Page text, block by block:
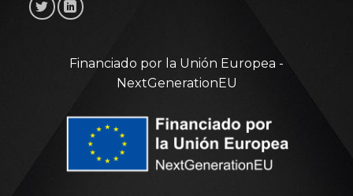
Financiado por la Unión Europea -
NextGenerationEU